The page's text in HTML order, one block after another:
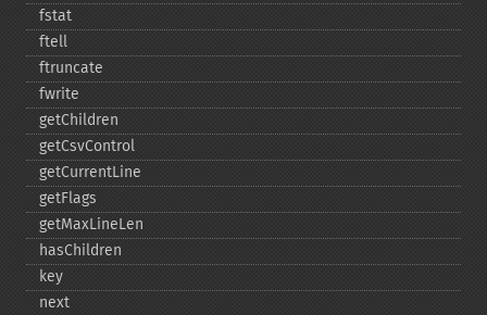
fstat
ftell
ftruncate
fwrite
getChildren
getCsvControl
getCurrentLine
getFlags
getMaxLineLen
hasChildren
key
next